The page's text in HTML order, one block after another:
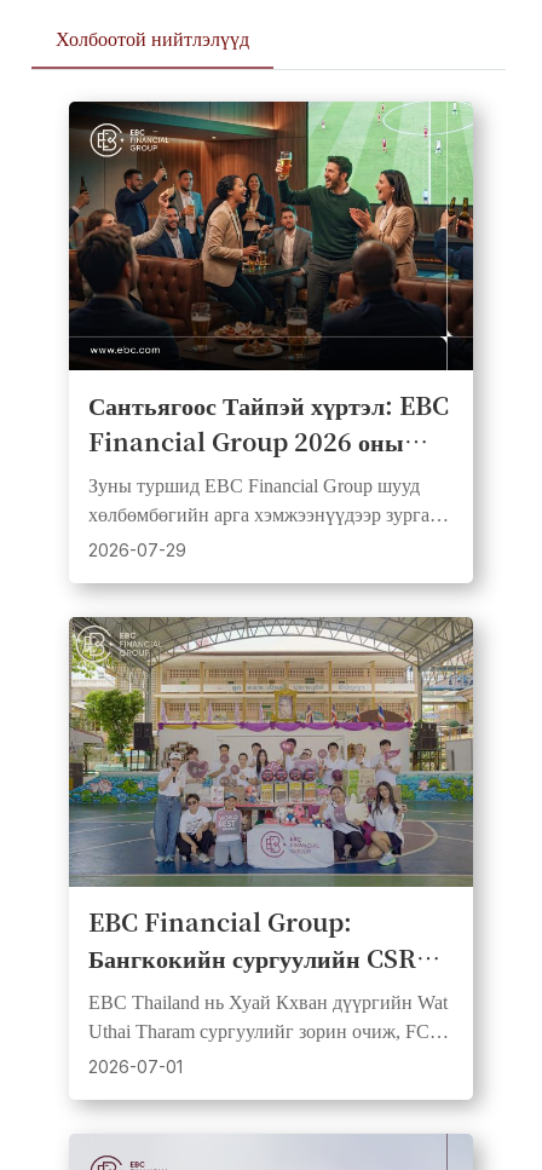
Холбоотой нийтлэлүүд
Сантьягоос Тайпэй хүртэл: EBC
Financial Group 2026 оны
хөлбөмбөгийн Watch Party
цувралыг амжилттай
өндөрлүүллээ
Зуны туршид EBC Financial Group шууд
хөлбөмбөгийн арга хэмжээнүүдээр зургаан
зах зээл, гурван тив даяар үйлчлүүлэгчид,
2026-07-29
EBC Financial Group:
Бангкокийн сургуулийн CSR
өдрөөр хөлбөмбөг, боловсрол,
олон нийтийн сэтгэл зүтгэл
нэгдэв
EBC Thailand нь Хуай Кхван дүүргийн Wat
Uthai Tharam сургуулийг зорин очиж, FC
Barcelona-тай түншлэлээ дэмжин бөмбөг
2026-07-01